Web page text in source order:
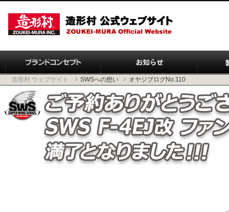
造形村 ウェブサイト SWSへの想い オヤジブログNo.110